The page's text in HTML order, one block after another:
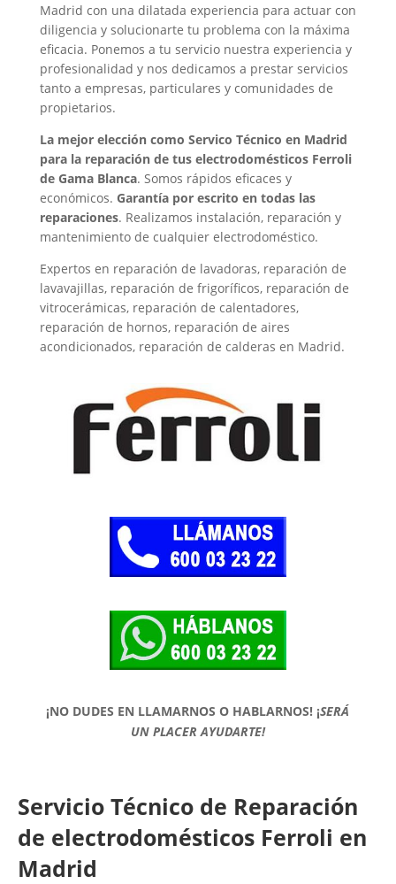
Madrid con una dilatada experiencia para actuar con
diligencia y solucionarte tu problema con la máxima
eficacia. Ponemos a tu servicio nuestra experiencia y
profesionalidad y nos dedicamos a prestar servicios
tanto a empresas, particulares y comunidades de
propietarios.
La mejor elección como Servico Técnico en Madrid
para la reparación de tus electrodomésticos Ferroli
de Gama Blanca. Somos rápidos eficaces y
económicos. Garantía por escrito en todas las
reparaciones. Realizamos instalación, reparación y
mantenimiento de cualquier electrodoméstico.
Expertos en reparación de lavadoras, reparación de
lavavajillas, reparación de frigoríficos, reparación de
vitrocerámicas, reparación de calentadores,
reparación de hornos, reparación de aires
acondicionados, reparación de calderas en Madrid.
¡NO DUDES EN LLAMARNOS O HABLARNOS! ¡SERÁ
UN PLACER AYUDARTE!
Servicio Técnico de Reparación
de electrodomésticos Ferroli en
Madrid